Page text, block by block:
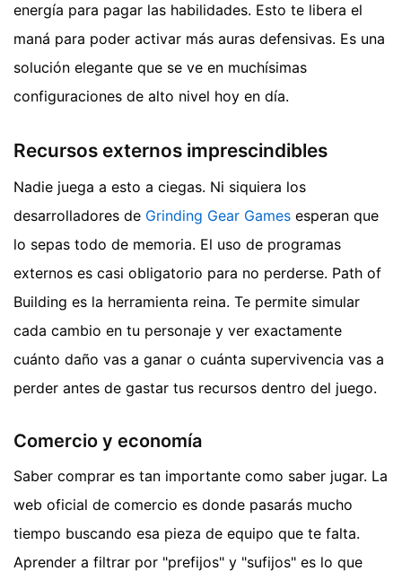
energía para pagar las habilidades. Esto te libera el
maná para poder activar más auras defensivas. Es una
solución elegante que se ve en muchísimas
configuraciones de alto nivel hoy en día.
Recursos externos imprescindibles
Nadie juega a esto a ciegas. Ni siquiera los
desarrolladores de Grinding Gear Games esperan que
lo sepas todo de memoria. El uso de programas
externos es casi obligatorio para no perderse. Path of
Building es la herramienta reina. Te permite simular
cada cambio en tu personaje y ver exactamente
cuánto daño vas a ganar o cuánta supervivencia vas a
perder antes de gastar tus recursos dentro del juego.
Comercio y economía
Saber comprar es tan importante como saber jugar. La
web oficial de comercio es donde pasarás mucho
tiempo buscando esa pieza de equipo que te falta.
Aprender a filtrar por "prefijos" y "sufijos" es lo que